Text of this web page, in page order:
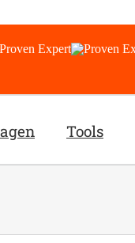
Proven Expert
Tools